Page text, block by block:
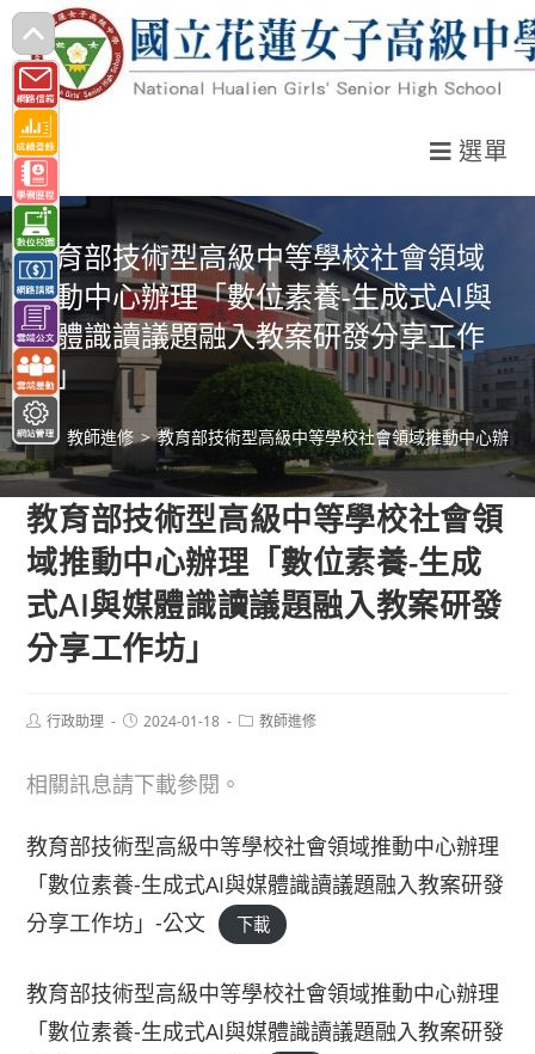
跳
轉
至
主
要
內
容
選單
教育部技術型高級中等學校社會領域
推動中心辦理「數位素養-生成式AI與
媒體識讀議題融入教案研發分享工作
坊」
> 教師進修 > 教育部技術型高級中等學校社會領域推動中心辦
教育部技術型高級中等學校社會領
域推動中心辦理「數位素養-生成
式AI與媒體識讀議題融入教案研發
分享工作坊」
Post行政助理
Post2024-01-18
Post教師進修
相關訊息請下載參閱。
教育部技術型高級中等學校社會領域推動中心辦理
「數位素養-生成式AI與媒體識讀議題融入教案研發
分享工作坊」-公文
下載
教育部技術型高級中等學校社會領域推動中心辦理
「數位素養-生成式AI與媒體識讀議題融入教案研發